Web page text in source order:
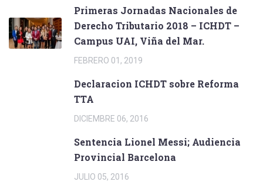
Primeras Jornadas Nacionales de
Derecho Tributario 2018 – ICHDT –
Campus UAI, Viña del Mar.
FEBRERO 01, 2019
Declaracion ICHDT sobre Reforma
TTA
DICIEMBRE 06, 2016
Sentencia Lionel Messi; Audiencia
Provincial Barcelona
JULIO 05, 2016